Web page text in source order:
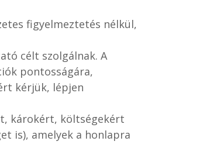
figyelmeztetés nélkül,
célt szolgálnak. A
pontosságára,
kérjük, lépjen
károkért, költségekért
is), amelyek a honlapra